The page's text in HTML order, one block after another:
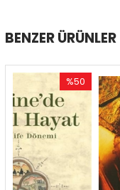
BENZER ÜRÜNLER